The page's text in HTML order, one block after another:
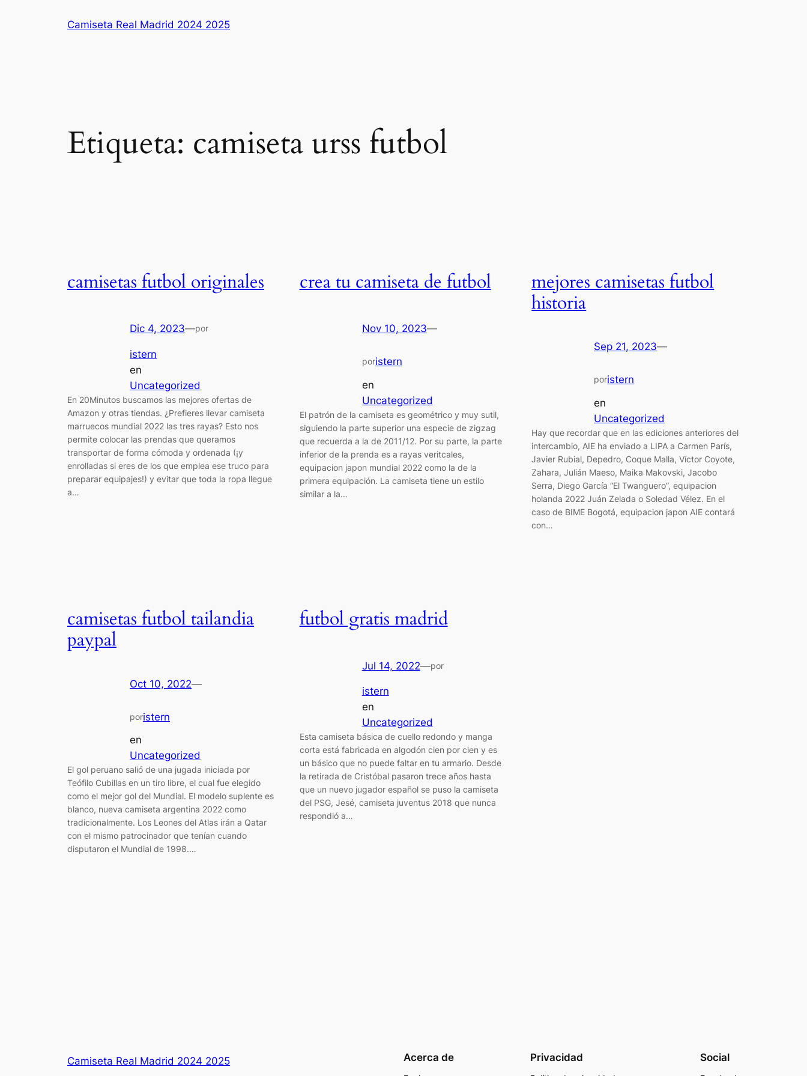
Camiseta Real Madrid 2024 2025
Etiqueta: camiseta urss futbol
camisetas futbol originales
Dic 4, 2023—por
istern
en
Uncategorized
En 20Minutos buscamos las mejores ofertas de
Amazon y otras tiendas. ¿Prefieres llevar camiseta
marruecos mundial 2022 las tres rayas? Esto nos
permite colocar las prendas que queramos
transportar de forma cómoda y ordenada (¡y
enrolladas si eres de los que emplea ese truco para
preparar equipajes!) y evitar que toda la ropa llegue
a…
crea tu camiseta de futbol
Nov 10, 2023—
poristern
en
Uncategorized
El patrón de la camiseta es geométrico y muy sutil,
siguiendo la parte superior una especie de zigzag
que recuerda a la de 2011/12. Por su parte, la parte
inferior de la prenda es a rayas veritcales,
equipacion japon mundial 2022 como la de la
primera equipación. La camiseta tiene un estilo
similar a la…
mejores camisetas futbol
historia
Sep 21, 2023—
poristern
en
Uncategorized
Hay que recordar que en las ediciones anteriores del
intercambio, AIE ha enviado a LIPA a Carmen París,
Javier Rubial, Depedro, Coque Malla, Víctor Coyote,
Zahara, Julián Maeso, Maika Makovski, Jacobo
Serra, Diego García “El Twanguero”, equipacion
holanda 2022 Juán Zelada o Soledad Vélez. En el
caso de BIME Bogotá, equipacion japon AIE contará
con…
camisetas futbol tailandia
paypal
Oct 10, 2022—
poristern
en
Uncategorized
El gol peruano salió de una jugada iniciada por
Teófilo Cubillas en un tiro libre, el cual fue elegido
como el mejor gol del Mundial. El modelo suplente es
blanco, nueva camiseta argentina 2022 como
tradicionalmente. Los Leones del Atlas irán a Qatar
con el mismo patrocinador que tenían cuando
disputaron el Mundial de 1998.…
futbol gratis madrid
Jul 14, 2022—por
istern
en
Uncategorized
Esta camiseta básica de cuello redondo y manga
corta está fabricada en algodón cien por cien y es
un básico que no puede faltar en tu armario. Desde
la retirada de Cristóbal pasaron trece años hasta
que un nuevo jugador español se puso la camiseta
del PSG, Jesé, camiseta juventus 2018 que nunca
respondió a…
Camiseta Real Madrid 2024 2025 Acerca de Privacidad Social